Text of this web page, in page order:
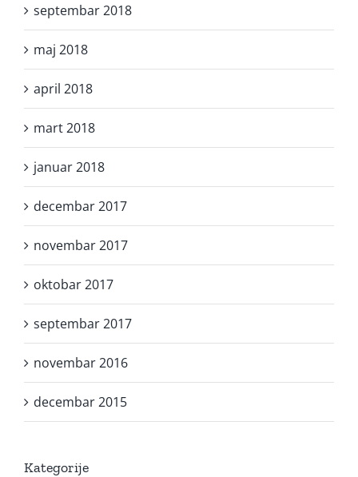
septembar 2018
maj 2018
april 2018
mart 2018
januar 2018
decembar 2017
novembar 2017
oktobar 2017
septembar 2017
novembar 2016
decembar 2015
Kategorije